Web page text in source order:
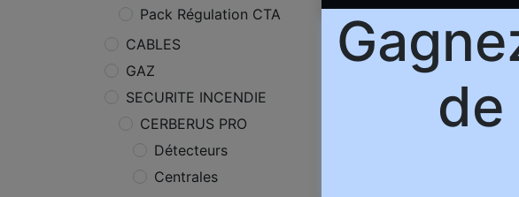
de
Pack Régulation CTA
CABLES
GAZ
SECURITE INCENDIE
CERBERUS PRO
Détecteurs
Centrales
RG Manual call point
18 880,00DA